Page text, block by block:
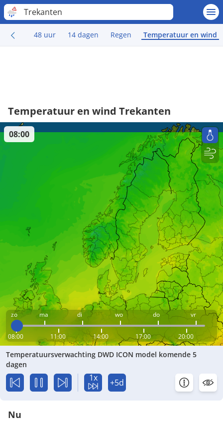
Trekanten
48 uur 14 dagen Regen Temperatuur en wind
Temperatuur en wind Trekanten
zo ma di wo do vr
08:00 11:00 14:00 17:00 20:00
08:00
Temperatuursverwachting DWD ICON model komende 5
dagen
1x +5d
Nu